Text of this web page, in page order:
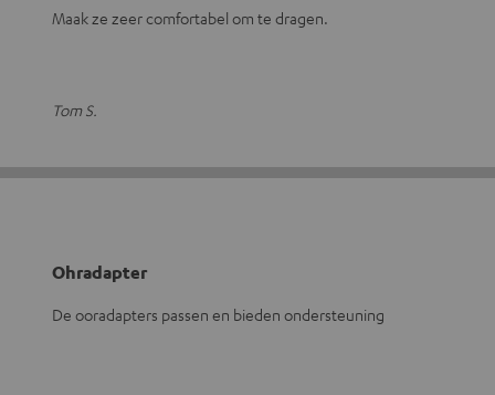
Maak ze zeer comfortabel om te dragen.
Tom S.
Ohradapter
De ooradapters passen en bieden ondersteuning